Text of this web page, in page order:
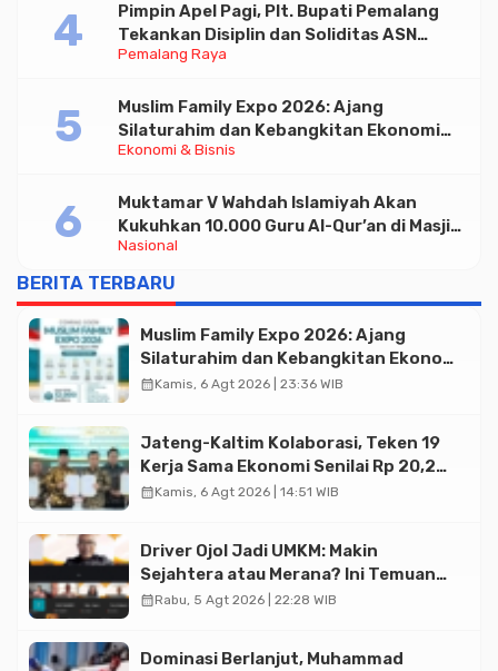
Pemalang Raya
Pimpin Apel Pagi, Plt. Bupati Pemalang
Tekankan Disiplin dan Soliditas ASN
untuk Pelayanan Publik
Ekonomi & Bisnis
Muslim Family Expo 2026: Ajang
Silaturahim dan Kebangkitan Ekonomi
Halal di Jakarta
Nasional
Muktamar V Wahdah Islamiyah Akan
Kukuhkan 10.000 Guru Al-Qur’an di Masjid
Istiqlal
BERITA TERBARU
Muslim Family Expo 2026: Ajang
Silaturahim dan Kebangkitan Ekonomi
Halal di Jakarta
calendar_monthKamis, 6 Agt 2026 | 23:36 WIB
Jateng-Kaltim Kolaborasi, Teken 19
Kerja Sama Ekonomi Senilai Rp 20,2
Triliun
calendar_monthKamis, 6 Agt 2026 | 14:51 WIB
Driver Ojol Jadi UMKM: Makin
Sejahtera atau Merana? Ini Temuan
Diskusi Paramadina
calendar_monthRabu, 5 Agt 2026 | 22:28 WIB
Dominasi Berlanjut, Muhammad